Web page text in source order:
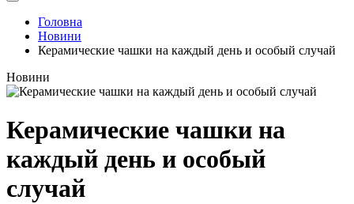
Головна
Новини
Керамические чашки на каждый день и особый случай
Новини
Керамические чашки на
каждый день и особый
случай